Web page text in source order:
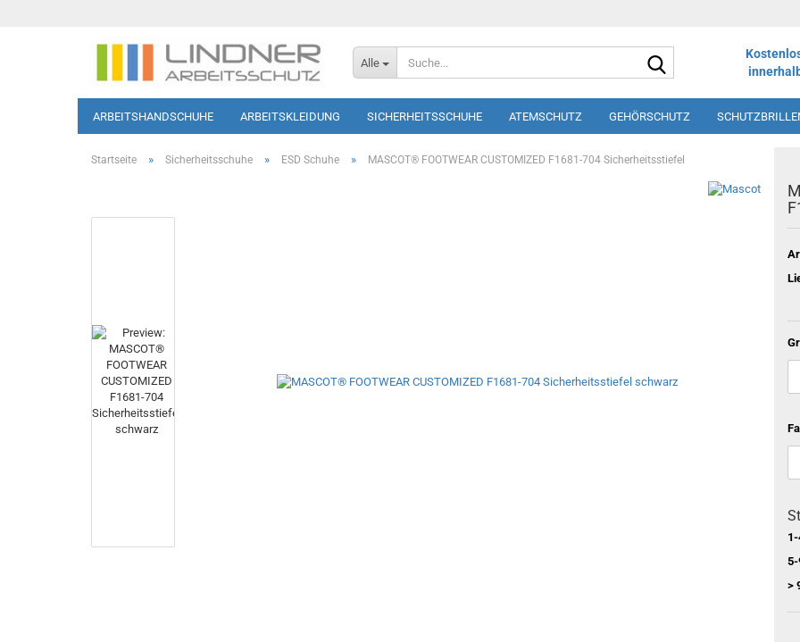
Alle
ARBEITSHANDSCHUHE ARBEITSKLEIDUNG SICHERHEITSSCHUHE ATEMSCHUTZ GEHÖRSCHUTZ
SOFTSHELL-JACKEN HAUTSCHUTZ T-SHIRTS/POLOS SHORTS SCHÜRZEN DRUCK UND STICK
Startseite » Sicherheitsschuhe » ESD Schuhe » MASCOT® FOOTWEAR CUSTOMIZED F1681-704 Sicherheitsstiefel
5-
>